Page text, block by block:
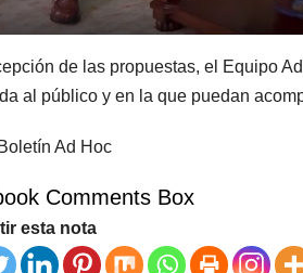
de las propuestas, el Equipo
al público y en la que puedan
Ad Hoc
Comments Box
esta nota